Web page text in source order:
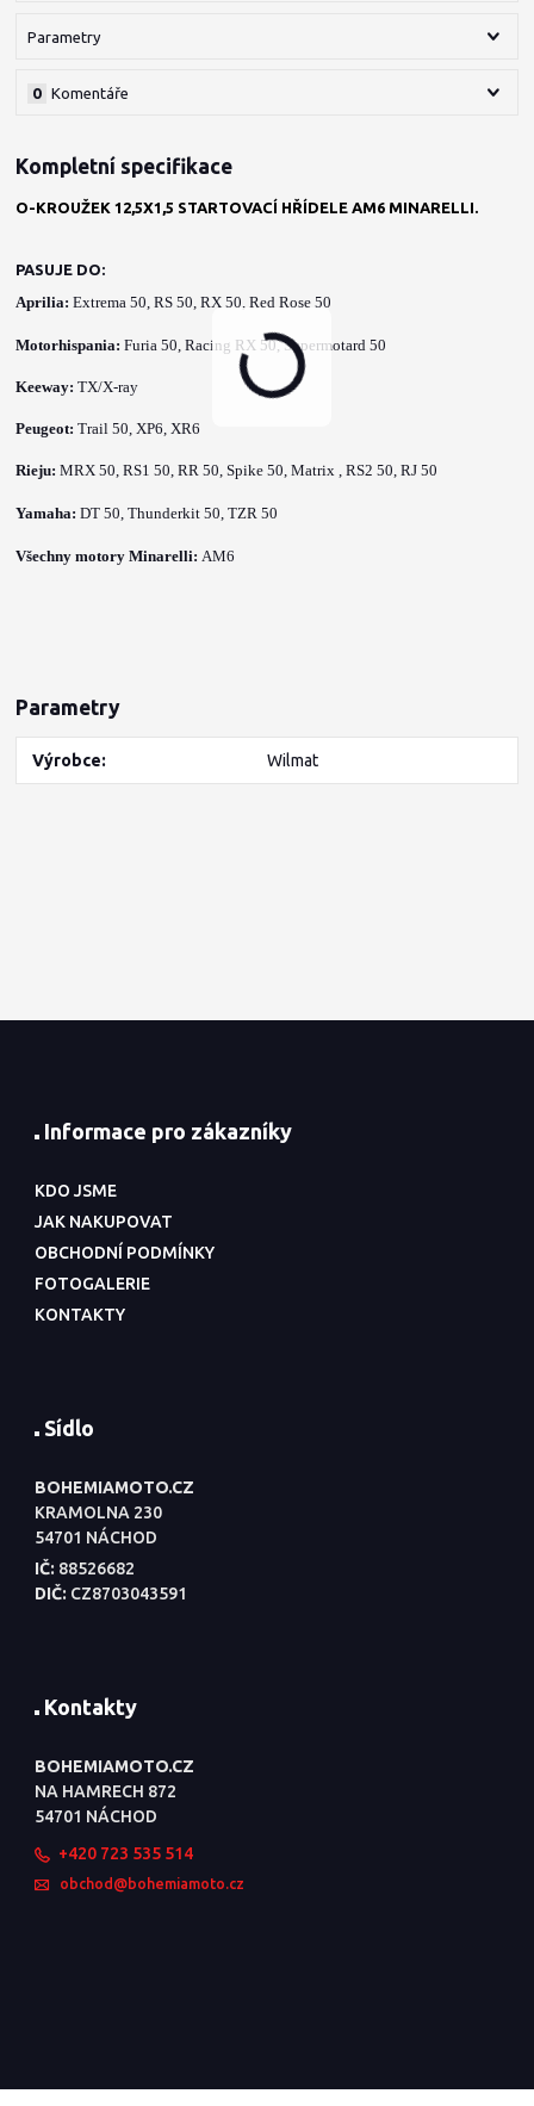
Parametry
Komentáře
0
Kompletní specifikace
O-KROUŽEK 12,5X1,5 STARTOVACÍ HŘÍDELE AM6 MINARELLI.
PASUJE DO:
Aprilia: Extrema 50,RS 50 , RX 50,Red Rose 50
Motorhispania: Furia 50,Racing RX 50,Supermotard 50
Keeway: TX/X-ray
Peugeot: Trail 50,XP6,XR6
Rieju: MRX 50 , RS1 50 , RR 50 , Spike 50,Matrix , RS2 50, RJ 50
Yamaha: DT 50,Thunderkit 50,TZR 50
Všechny motory Minarelli: AM6
Parametry
Výrobce Wilmat
Informace pro zákazníky
KDO JSME
JAK NAKUPOVAT
OBCHODNÍ PODMÍNKY
FOTOGALERIE
KONTAKTY
Sídlo
BOHEMIAMOTO.CZ
KRAMOLNA 230
54701 NÁCHOD
IČ: 88526682
DIČ: CZ8703043591
Kontakty
BOHEMIAMOTO.CZ
NA HAMRECH 872
54701 NÁCHOD
+420 723 535 514
obchod@bohemiamoto.cz